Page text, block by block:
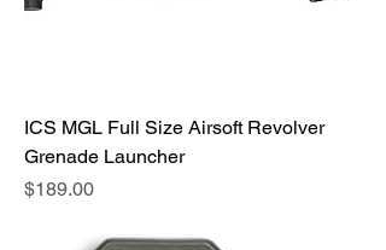
ICS MGL Full Size Airsoft Revolver
Grenade Launcher
価格
$189.00